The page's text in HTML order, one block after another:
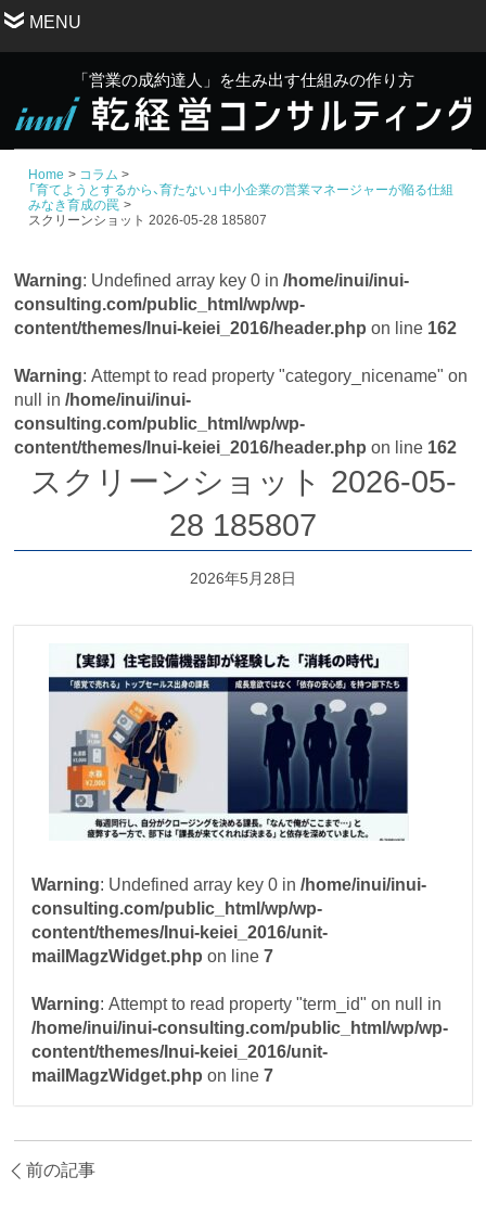
MENU
「営業の成約達人」を生み出す仕組みの作り方
Home
コラム
「育てようとするから、育たない」中小企業の営業マネージャーが陥る仕組
みなき育成の罠
スクリーンショット 2026-05-28 185807
Warning : Undefined array key 0 in/home/inui/inui-
consulting.com/public_html/wp/wp-
content/themes/Inui-keiei_2016/header.php on line 162
Warning: Attempt to read property "category_nicename" on
null in/home/inui/inui-
consulting.com/public_html/wp/wp-
content/themes/Inui-keiei_2016/header.php on line 162
スクリーンショット 2026-05-
28 185807
2026年5月28日
Warning : Undefined array key 0 in/home/inui/inui-
consulting.com/public_html/wp/wp-
content/themes/Inui-keiei_2016/unit-
mailMagzWidget.php on line7
Warning : Attempt to read property "term_id" on null in
/home/inui/inui-consulting.com/public_html/wp/wp-
content/themes/Inui-keiei_2016/unit-
mailMagzWidget.php on line7
前の記事